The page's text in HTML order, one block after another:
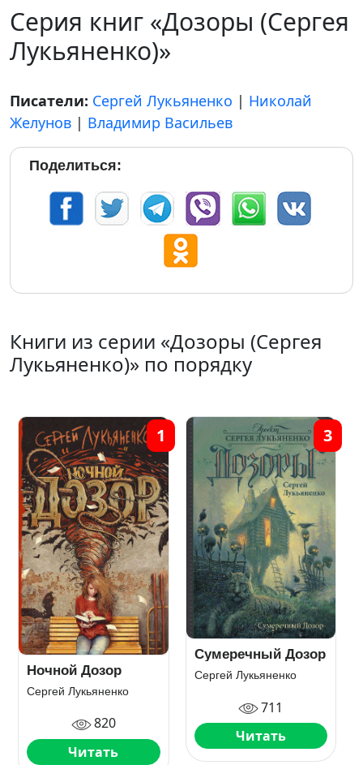
Серия книг «Дозоры (Сергея
Лукьяненко)»
Писатели: Сергей Лукьяненко | Николай
Желунов | Владимир Васильев
Поделиться:
Книги из серии «Дозоры (Сергея
Лукьяненко)» по порядку
Ночной Дозор
Сергей Лукьяненко
820
Читать
1
Сумеречный Дозор
Сергей Лукьяненко
711
Читать
3